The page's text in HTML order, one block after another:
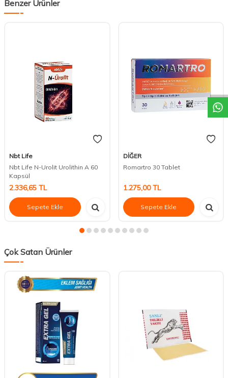
Benzer Ürünler
Nbt Life
Nbt Life N-Urolit Urolithin A 60
Kapsül
2.336,65 TL
Sepete Ekle
DİĞER
Romartro 30 Tablet
1.275,00TL
Sepete Ekle
Çok Satan Ürünler